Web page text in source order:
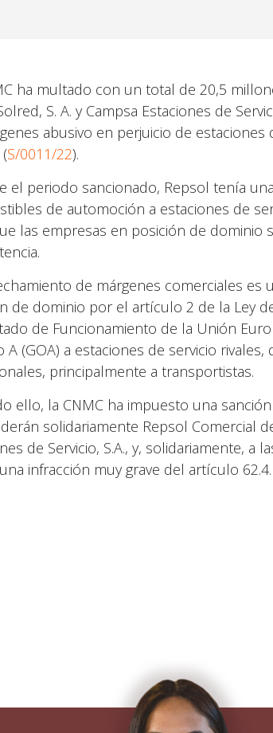
ha multado con un total de 20,5
S. A. y Campsa Estaciones de
abusivo en perjuicio de
S/0011/22).
el periodo sancionado, Repsol tenía
de automoción a estaciones de
las empresas en posición de
de márgenes comerciales
de dominio por el artículo 2 de la Ley
de Funcionamiento de la Unión
A (GOA) a estaciones de servicio
principalmente a transportistas.
ello, la CNMC ha impuesto una
solidariamente Repsol Comercial
de Servicio, S.A., y, solidariamente, a
infracción muy grave del artículo